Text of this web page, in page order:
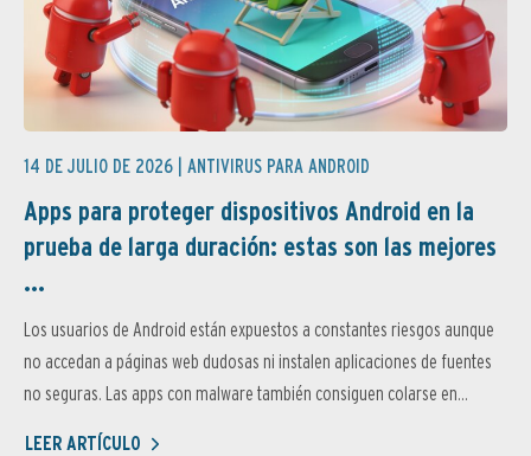
14 DE JULIO DE 2026 | ANTIVIRUS PARA ANDROID
Apps para proteger dispositivos Android en la
prueba de larga duración: estas son las mejores
...
Los usuarios de Android están expuestos a constantes riesgos aunque
no accedan a páginas web dudosas ni instalen aplicaciones de fuentes
no seguras. Las apps con malware también consiguen colarse en...
LEER ARTÍCULO